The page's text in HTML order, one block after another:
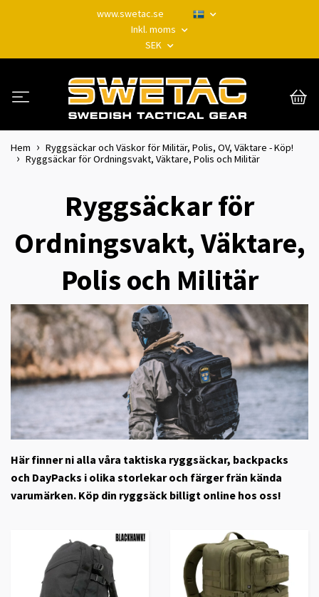
www.swetac.se
Inkl. moms
SEK
Hem
Ryggsäckar och Väskor för Militär, Polis, OV, Väktare - Köp!
Ryggsäckar för Ordningsvakt, Väktare, Polis och Militär
Ryggsäckar för
Ordningsvakt, Väktare,
Polis och Militär
Här finner ni alla våra taktiska ryggsäckar, backpacks
och DayPacks i olika storlekar och färger frän kända
varumärken. Köp din ryggsäck billigt online hos oss!